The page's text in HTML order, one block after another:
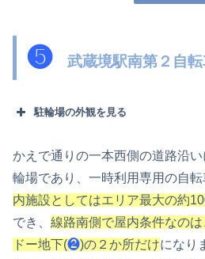
❺武蔵境駅南第２自転
駐輪場の外観を見る
かえで通りの一本西側の道路沿
輪場であり、一時利用専用の自転
内施設としてはエリア最大の約
でき、 線路南側で屋内条件なの
ドー地下(❷)の２か所だけになり